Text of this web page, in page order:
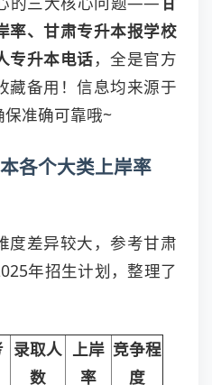
率、甘肃专升本报学校
专升本电话，全是官方
藏备用！信息均来源于
准确可靠哦~
各个大类上岸率
度差异较大，参考甘肃
年招生计划，整理了
录取人
数
上岸
率
竞争程
度